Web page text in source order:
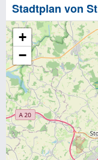
Stadtplan von
+
−